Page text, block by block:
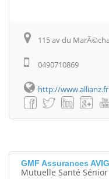
115 av du
0490710869
http://www.allianz.fr
GMF Assurances
Mutuelle Santé Sénior